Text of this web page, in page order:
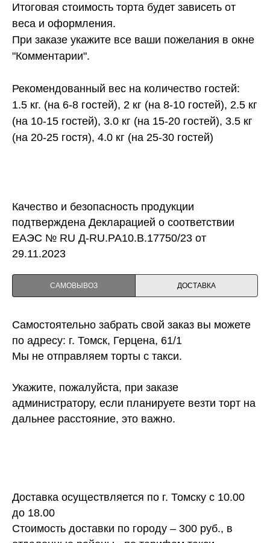
Итоговая стоимость торта будет зависеть от
веса и оформления.
При заказе укажите все ваши пожелания в окне
"Комментарии".
Рекомендованный вес на количество гостей:
1.5 кг. (на 6-8 гостей), 2 кг (на 8-10 гостей), 2.5 кг
(на 10-15 гостей), 3.0 кг (на 15-20 гостей), 3.5 кг
(на 20-25 гостя), 4.0 кг (на 25-30 гостей)
Качество и безопасность продукции
подтверждена Декларацией о соответствии
ЕАЭС № RU Д-RU.PA10.B.17750/23 от
29.11.2023
САМОВЫВОЗ ДОСТАВКА
Самостоятельно забрать свой заказ вы можете
по адресу: г. Томск, Герцена, 61/1
Мы не отправляем торты с такси.
Укажите, пожалуйста, при заказе
администратору, если планируете везти торт на
дальнее расстояние, это важно.
Доставка осуществляется по г. Томску с 10.00
до 18.00
Стоимость доставки по городу – 300 руб., в